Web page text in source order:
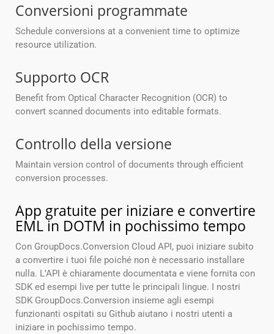
Conversioni programmate
Schedule conversions at a convenient time to optimize
resource utilization.
Supporto OCR
Benefit from Optical Character Recognition (OCR) to
convert scanned documents into editable formats.
Controllo della versione
Maintain version control of documents through efficient
conversion processes.
App gratuite per iniziare e convertire
EML in DOTM in pochissimo tempo
Con GroupDocs.Conversion Cloud API, puoi iniziare subito
a convertire i tuoi file poiché non è necessario installare
nulla. L’API è chiaramente documentata e viene fornita con
SDK ed esempi live per tutte le principali lingue. I nostri
SDK GroupDocs.Conversion insieme agli esempi
funzionanti ospitati su Github aiutano i nostri utenti a
iniziare in pochissimo tempo.